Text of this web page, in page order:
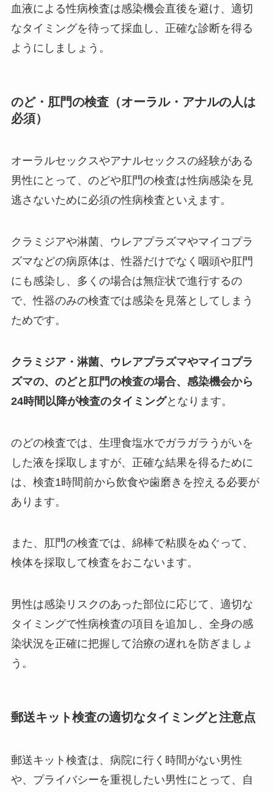
血液による性病検査は感染機会直後を避け、適切
なタイミングを待って採血し、正確な診断を得る
ようにしましょう。
のど・肛門の検査（オーラル・アナルの人は
必須）
オーラルセックスやアナルセックスの経験がある
男性にとって、のどや肛門の検査は性病感染を見
逃さないために必須の性病検査といえます。
クラミジアや淋菌、ウレアプラズマやマイコプラ
ズマなどの病原体は、性器だけでなく咽頭や肛門
にも感染し、多くの場合は無症状で進行するの
で、性器のみの検査では感染を見落としてしまう
ためです。
クラミジア・淋菌、ウレアプラズマやマイコプラ
ズマの、のどと肛門の検査の場合、感染機会から
24時間以降が検査のタイミングとなります。
のどの検査では、生理食塩水でガラガラうがいを
した液を採取しますが、正確な結果を得るために
は、検査1時間前から飲食や歯磨きを控える必要が
あります。
また、肛門の検査では、綿棒で粘膜をぬぐって、
検体を採取して検査をおこないます。
男性は感染リスクのあった部位に応じて、適切な
タイミングで性病検査の項目を追加し、全身の感
染状況を正確に把握して治療の遅れを防ぎましょ
う。
郵送キット検査の適切なタイミングと注意点
郵送キット検査は、病院に行く時間がない男性
や、プライバシーを重視したい男性にとって、自